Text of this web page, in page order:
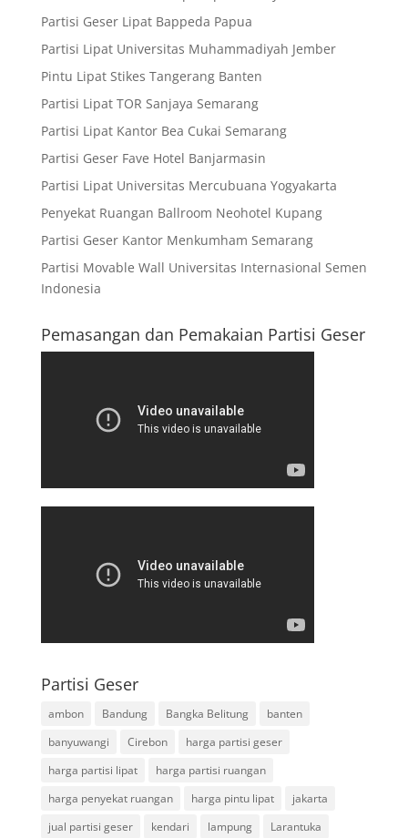
Partisi Geser Lipat Bappeda Papua
Partisi Lipat Universitas Muhammadiyah Jember
Pintu Lipat Stikes Tangerang Banten
Partisi Lipat TOR Sanjaya Semarang
Partisi Lipat Kantor Bea Cukai Semarang
Partisi Geser Fave Hotel Banjarmasin
Partisi Lipat Universitas Mercubuana Yogyakarta
Penyekat Ruangan Ballroom Neohotel Kupang
Partisi Geser Kantor Menkumham Semarang
Partisi Movable Wall Universitas Internasional Semen
Indonesia
Pemasangan dan Pemakaian Partisi Geser
Partisi Geser
ambon Bandung Bangka Belitung
banten
banyuwangi
Cirebon
harga partisi geser
harga partisi lipat
harga partisi ruangan
harga penyekat ruangan
harga pintu lipat
jakarta
jual partisi geser
kendari lampung
Larantuka